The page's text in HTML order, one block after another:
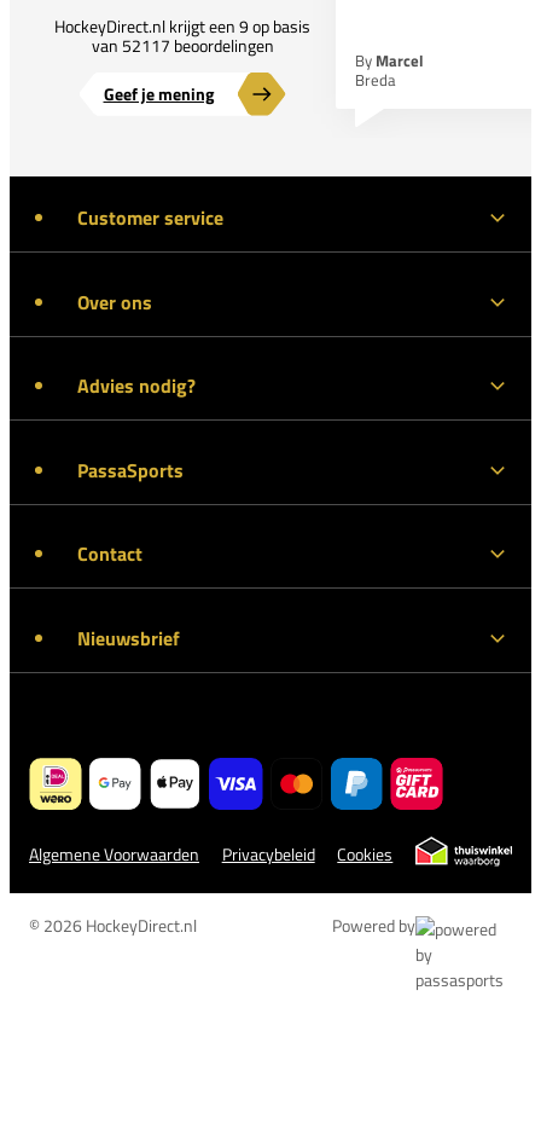
HockeyDirect.nl krijgt een 9 op basis
van 52117 beoordelingen
Geef je mening
By Marcel
Breda
Customer service
Over ons
Advies nodig?
PassaSports
Contact
Nieuwsbrief
Algemene Voorwaarden Privacybeleid Cookies
© 2026 HockeyDirect.nl Powered by